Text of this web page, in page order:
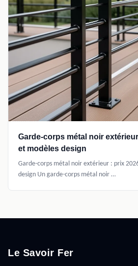
Garde-corps métal noir
et modèles design
Garde-corps métal noir extérieur : prix
design Un garde-corps métal noir …
Le Savoir Fer